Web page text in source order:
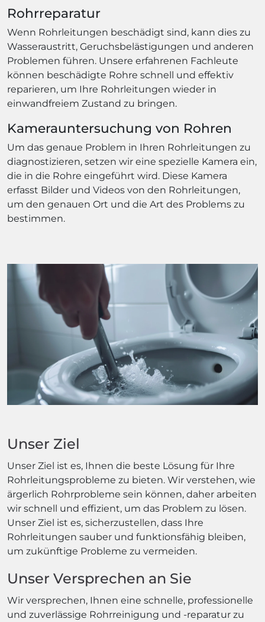
Rohrreparatur
Wenn Rohrleitungen beschädigt sind, kann dies zu
Wasseraustritt, Geruchsbelästigungen und anderen
Problemen führen. Unsere erfahrenen Fachleute
können beschädigte Rohre schnell und effektiv
reparieren, um Ihre Rohrleitungen wieder in
einwandfreiem Zustand zu bringen.
Kamerauntersuchung von Rohren
Um das genaue Problem in Ihren Rohrleitungen zu
diagnostizieren, setzen wir eine spezielle Kamera ein,
die in die Rohre eingeführt wird. Diese Kamera
erfasst Bilder und Videos von den Rohrleitungen,
um den genauen Ort und die Art des Problems zu
bestimmen.
Unser Ziel
Unser Ziel ist es, Ihnen die beste Lösung für Ihre
Rohrleitungsprobleme zu bieten. Wir verstehen, wie
ärgerlich Rohrprobleme sein können, daher arbeiten
wir schnell und effizient, um das Problem zu lösen.
Unser Ziel ist es, sicherzustellen, dass Ihre
Rohrleitungen sauber und funktionsfähig bleiben,
um zukünftige Probleme zu vermeiden.
Unser Versprechen an Sie
Wir versprechen, Ihnen eine schnelle, professionelle
und zuverlässige Rohrreinigung und -reparatur zu